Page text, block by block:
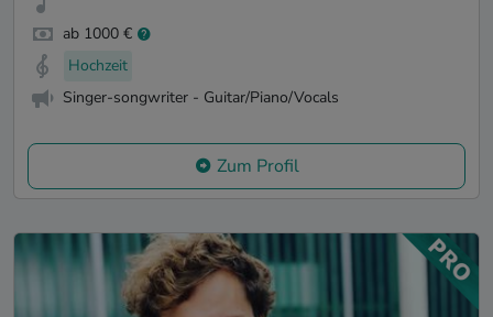
ab 1000 €
Hochzeit
Singer-songwriter - Guitar/Piano/Vocals
Zum Profil